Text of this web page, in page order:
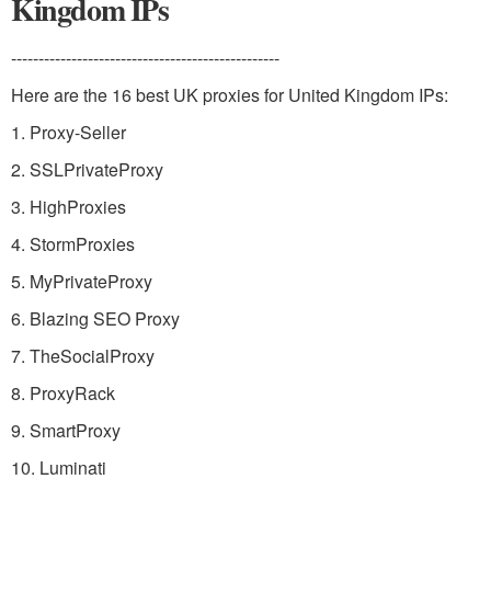
Kingdom IPs
-------------------------------------------------
Here are the 16 best UK proxies for United Kingdom IPs:
1. Proxy-Seller
2. SSLPrivateProxy
3. HighProxies
4. StormProxies
5. MyPrivateProxy
6. Blazing SEO Proxy
7. TheSocialProxy
8. ProxyRack
9. SmartProxy
10. Luminati